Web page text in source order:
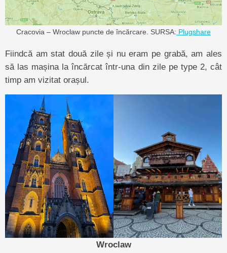
Cracovia – Wroclaw puncte de încărcare. SURSA: Plugshare
Fiindcă am stat două zile și nu eram pe grabă, am ales
să las mașina la încărcat într-una din zile pe type 2, cât
timp am vizitat orașul.
Wroclaw